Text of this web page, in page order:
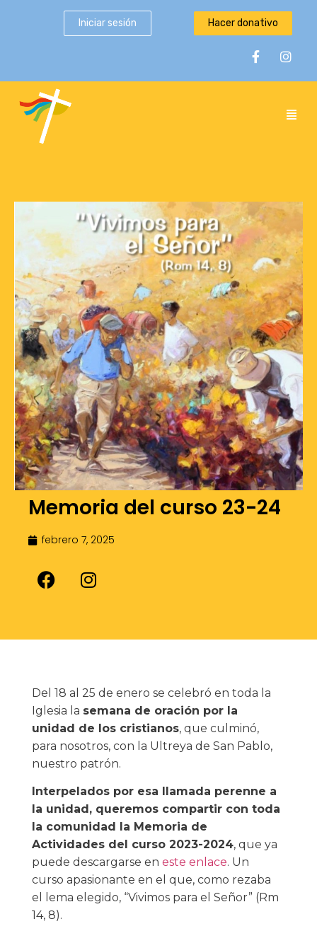
Iniciar sesión Hacer donativo
Memoria del curso 23-24
febrero 7, 2025
Del 18 al 25 de enero se celebró en toda la
Iglesia la semana de oración por la
unidad de los cristianos, que culminó,
para nosotros, con la Ultreya de San Pablo,
nuestro patrón.
Interpelados por esa llamada perenne a
la unidad, queremos compartir con toda
la comunidad la Memoria de
Actividades del curso 2023-2024, que ya
puede descargarse en este enlace. Un
curso apasionante en el que, como rezaba
el lema elegido, “Vivimos para el Señor” (Rm
14, 8).